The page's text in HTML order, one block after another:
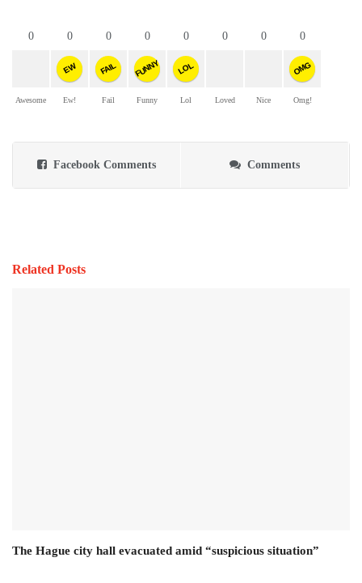
0
Awesome
0
EW
Ew!
0
FAIL
Fail
0
FUNNY
Funny
0
LOL
Lol
0
Loved
0
Nice
0
OMG
Omg!
Facebook Comments Comments
Related Posts
The Hague city hall evacuated amid “suspicious situation”